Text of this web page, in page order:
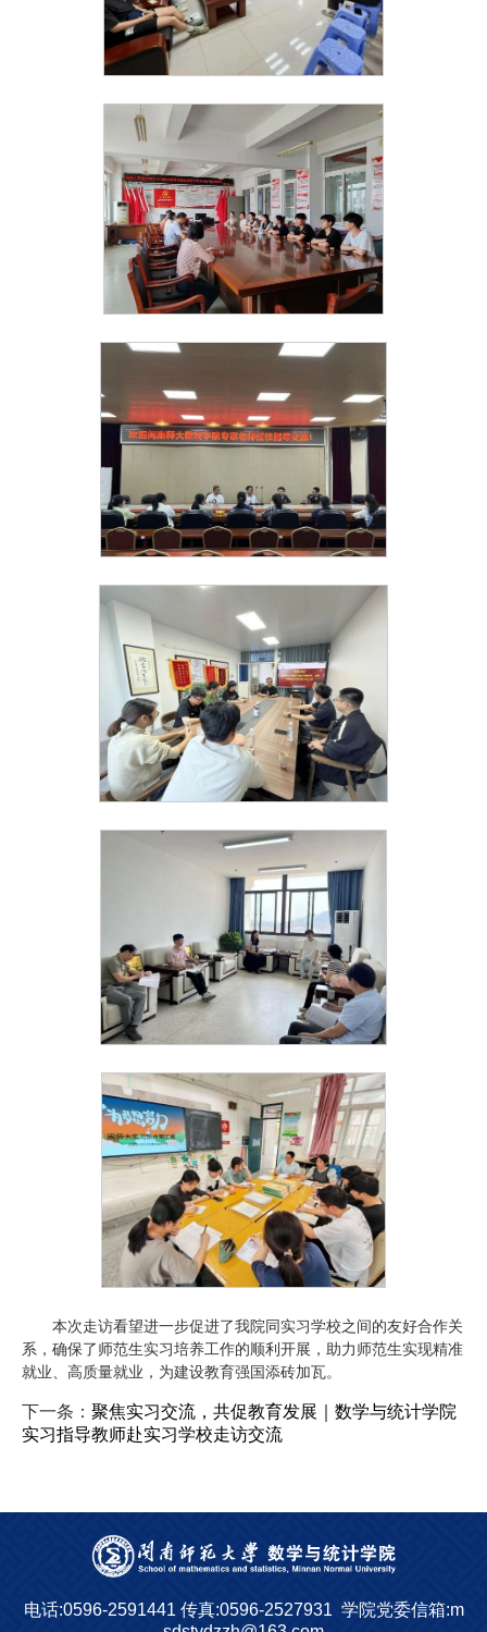
本次走访看望进一步促进了我院同实习学校之间的友好合作关
系，确保了师范生实习培养工作的顺利开展，助力师范生实现精准
就业、高质量就业，为建设教育强国添砖加瓦。
下一条： 聚焦实习交流，共促教育发展｜数学与统计学院
实习指导教师赴实习学校走访交流
电话:0596-2591441 传真:0596-2527931 学院党委信箱:m